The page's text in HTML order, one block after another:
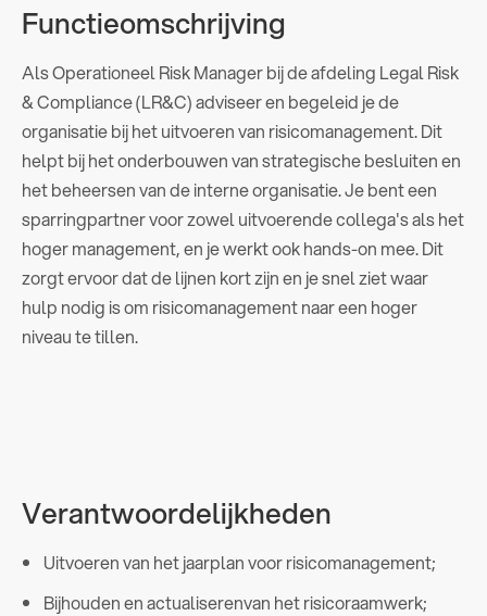
Functieomschrijving
Als Operationeel Risk Manager bij de afdeling Legal Risk
& Compliance (LR&C) adviseer en begeleid je de
organisatie bij het uitvoeren van risicomanagement. Dit
helpt bij het onderbouwen van strategische besluiten en
het beheersen van de interne organisatie. Je bent een
sparringpartner voor zowel uitvoerende collega's als het
hoger management, en je werkt ook hands-on mee. Dit
zorgt ervoor dat de lijnen kort zijn en je snel ziet waar
hulp nodig is om risicomanagement naar een hoger
niveau te tillen.
Verantwoordelijkheden
Uitvoeren van het jaarplan voor risicomanagement;
Bijhouden en actualiserenvan het risicoraamwerk;